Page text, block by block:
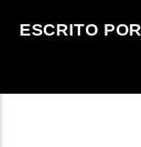
CANCIÓN ACTUAL
ESCRITO POR